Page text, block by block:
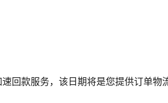
回款服务，该日期将是您提供订单物